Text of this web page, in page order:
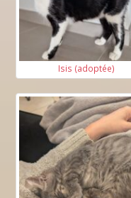
Isis (adoptée)